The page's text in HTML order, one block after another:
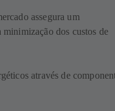
assegura um
dos custos de
através de